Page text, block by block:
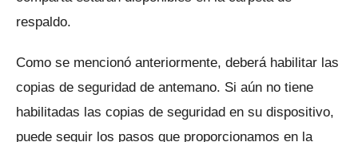
respaldo.
Como se mencionó anteriormente, deberá habilitar las
copias de seguridad de antemano. Si aún no tiene
habilitadas las copias de seguridad en su dispositivo,
puede seguir los pasos que proporcionamos en la